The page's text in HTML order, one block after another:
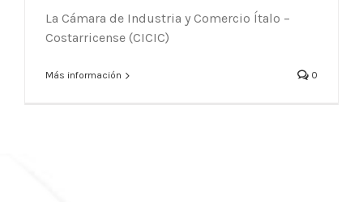
La Cámara de Industria y Comercio Ítalo –
Costarricense (CICIC)
Más información 0